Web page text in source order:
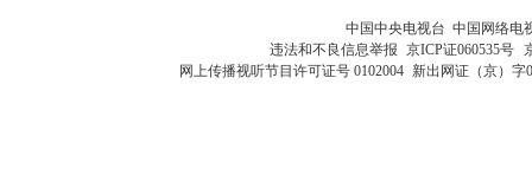
中国中央电视台 中国网络电
违法和不良信息举报 京ICP证060535号
网上传播视听节目许可证号 0102004 新出网证（京）